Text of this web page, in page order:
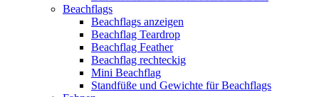
Beachflags
Beachflags anzeigen
Beachflag Teardrop
Beachflag Feather
Beachflag rechteckig
Mini Beachflag
Standfüße und Gewichte für Beachflags